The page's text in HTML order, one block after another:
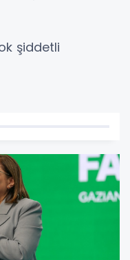
şiddetli